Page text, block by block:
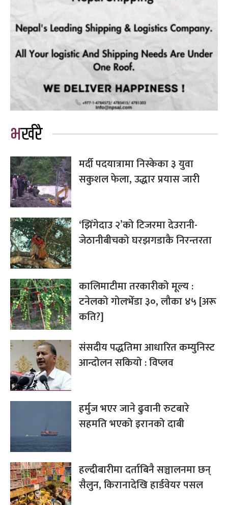
भर्खरै
मर्दी पदयात्रामा निस्केका ३ युवा
सकुशल फेला, उद्धार प्रयास जारी
‘झिँगेदाउ २’को टिजरमा देउरानी-
जेठानीबीचको घरझगडाकै निरन्तरता
कालिमाटीमा तरकारीको मूल्य :
टनेलको गोलभेँडा ३०, लौका ४५ [अरू
कति?]
संसदीय पद्धतिमा आधारित कम्युनिस्ट
आन्दोलन सकियो : विप्लव
हर्मुज भएर जाने ढुवानी रुटबारे
सहमति भएको इरानको दाबी
हल्दीबारीमा दर्ताबिनै सञ्चालनमा छन्
सैलुन, किरानादेखि हार्डवेयर पसल